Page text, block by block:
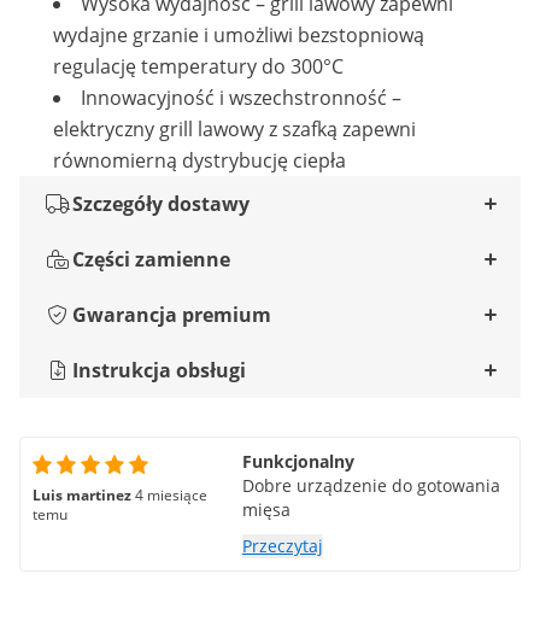
wydajne grzanie i umożliwi bezstopniową
regulację temperatury do 300°C
Innowacyjność i wszechstronność –
elektryczny grill lawowy z szafką zapewni
równomierną dystrybucję ciepła
Szczegóły dostawy
Części zamienne
Gwarancja premium
Instrukcja obsługi
Luis martinez4 miesiące
temu
Funkcjonalny
Dobre urządzenie do gotowania
mięsa
Przeczytaj